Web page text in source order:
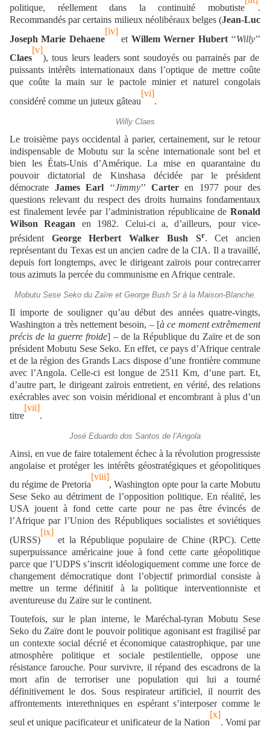
politique, réellement dans la continuité mobutiste
.
Recommandés par certains milieux néolibéraux belges (Jean-Luc
Joseph Marie Dehaene
[iv]
et Willem Werner Hubert‘‘Willy’’
Claes
[v]
), tous leurs leaders sont soudoyés ou parrainés par de
puissants intérêts internationaux dans l’optique de mettre coûte
que coûte la main sur le pactole minier et naturel congolais
considéré comme un juteux gâteau
[vi]
.
Willy Claes
Le troisième pays occidental à parier, certainement, sur le retour
indispensable de Mobutu sur la scène internationale sont bel et
bien les États-Unis d’Amérique. La mise en quarantaine du
pouvoir dictatorial de Kinshasa décidée par le président
démocrate James Earl ‘‘Jimmy’’ Carteren 1977 pour des
questions relevant du respect des droits humains fondamentaux
est finalement levée par l’administration républicaine de Ronald
Wilson Reagan en 1982. Celui-ci a, d’ailleurs, pour vice-
président George Herbert Walker Bush Sr. Cet ancien
représentant du Texas est un ancien cadre de la CIA. Il a travaillé,
depuis fort longtemps, avec le dirigeant zaïrois pour contrecarrer
tous azimuts la percée du communisme en Afrique centrale.
Mobutu Sese Seko du Zaïre et George Bush Sr à la Maison-Blanche.
Il importe de souligner qu’au début des années quatre-vingts,
Washington a très nettement besoin, – [à ce moment extrêmement
précis de la guerre froide] – de la République du Zaïre et de son
président Mobutu Sese Seko. En effet, ce pays d’Afrique centrale
et de la région des Grands Lacs dispose d’une frontière commune
avec l’Angola. Celle-ci est longue de 2511 Km, d’une part. Et,
d’autre part, le dirigeant zaïrois entretient, en vérité, des relations
exécrables avec son voisin méridional et encombrant à plus d’un
titre
[vii]
.
José Eduardo dos Santos de l’Angola
Ainsi, en vue de faire totalement échec à la révolution progressiste
angolaise et protéger les intérêts géostratégiques et géopolitiques
du régime de Pretoria
[viii]
, Washington opte pour la carte Mobutu
Sese Seko au détriment de l’opposition politique. En réalité, les
USA jouent à fond cette carte pour ne pas être évincés de
l’Afrique par l’Union des Républiques socialistes et soviétiques
(URSS)
[ix]
et la République populaire de Chine (RPC). Cette
superpuissance américaine joue à fond cette carte géopolitique
parce que l’UDPS s’inscrit idéologiquement comme une force de
changement démocratique dont l’objectif primordial consiste à
mettre un terme définitif à la politique interventionniste et
aventureuse du Zaïre sur le continent.
Toutefois, sur le plan interne, le Maréchal-tyran Mobutu Sese
Seko du Zaïre dont le pouvoir politique agonisant est fragilisé par
un contexte social décrié et économique catastrophique, par une
atmosphère politique et sociale pestilentielle, oppose une
résistance farouche. Pour survivre, il répand des escadrons de la
mort afin de terroriser une population qui lui a tourné
définitivement le dos. Sous respirateur artificiel, il nourrit des
affrontements interethniques en espérant s’interposer comme le
seul et unique pacificateur et unificateur de la Nation
[x]
. Vomi par